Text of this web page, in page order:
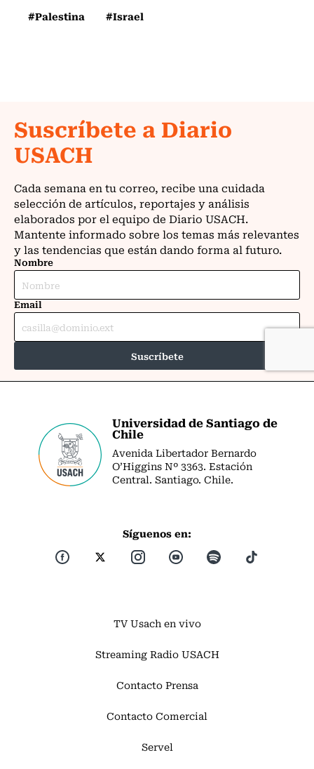
#Palestina #Israel
Universidad de Santiago de
Chile
Avenida Libertador Bernardo
O’Higgins Nº 3363. Estación
Central. Santiago. Chile.
Síguenos en:
TV Usach en vivo
Streaming Radio USACH
Contacto Prensa
Contacto Comercial
Servel